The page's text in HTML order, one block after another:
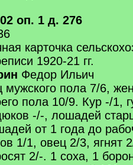
оп. 1 д. 276
карточка
1920-21 гг.
Федор Ильич
мужского пола 7/6,
пола 10/9. Кур -/1,
-/-, лошадей
от 1 года до
1/1, овец 2/3, ягнят
2/-. 1 соха, 1